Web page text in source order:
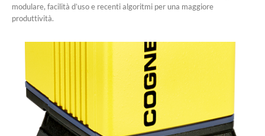
modulare, facilità d’uso e recenti algoritmi per una maggiore
produttività.